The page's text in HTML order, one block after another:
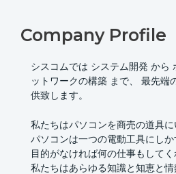
Company Profile
シスコムでは システム開発 から
ットワークの構築 まで、 最先端
供致します。
私たちはパソコンを商売の道具
パソコンは一つの電動工具にし
目的がなければ何の仕事もして
私たちはあらゆる知識と知恵と情